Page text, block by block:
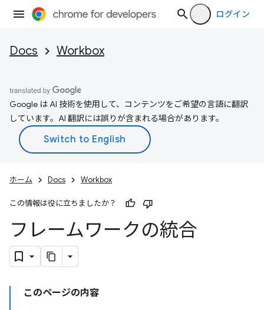
ログイン
Docs Workbox
Google は AI 技術を使用して、コンテンツをご希望の言語に翻訳
しています。AI 翻訳には誤りが含まれる場合があります。
ホーム Docs Workbox
この情報は役に立ちましたか？
フレームワークの統合
このページの内容